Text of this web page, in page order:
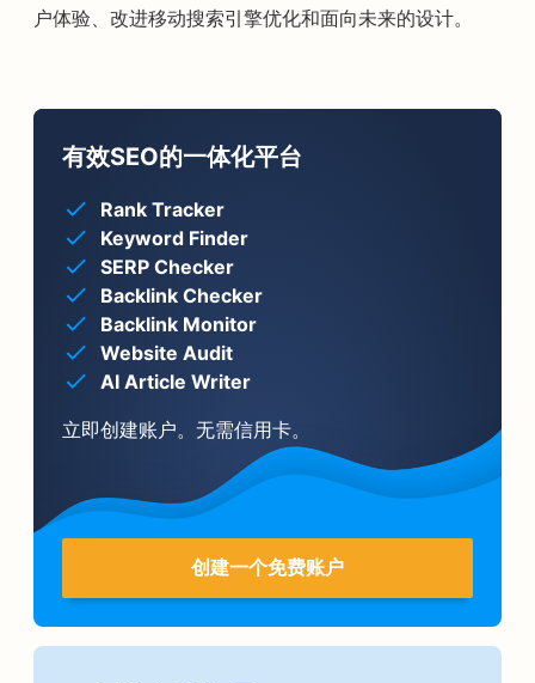
户体验、改进移动搜索引擎优化和面向未来的设计。
有效SEO的一体化平台
Rank Tracker
Keyword Finder
SERP Checker
Backlink Checker
Backlink Monitor
Website Audit
AI Article Writer
立即创建账户。无需信用卡。
创建一个免费账户